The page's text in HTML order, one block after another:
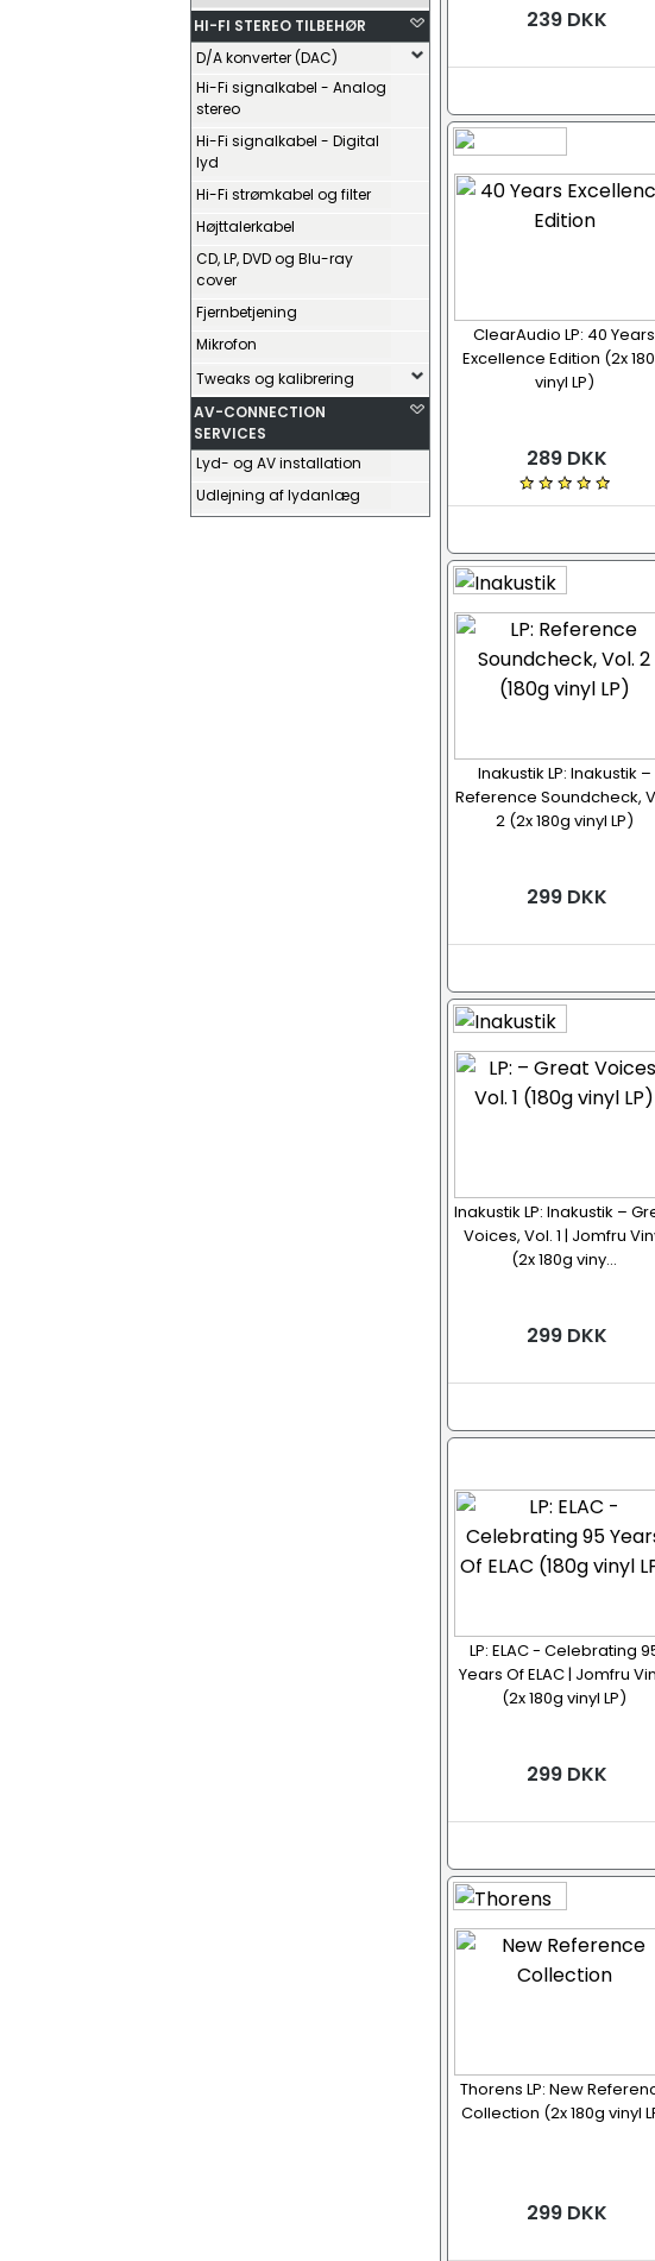
HI-FI STEREO TILBEHØR
D/A konverter (DAC)
Hi-Fi signalkabel - Analog
stereo
Hi-Fi signalkabel - Digital
lyd
Hi-Fi strømkabel og filter
Højttalerkabel
CD, LP, DVD og Blu-ray
cover
Fjernbetjening
Mikrofon
Tweaks og kalibrering
AV-CONNECTION
SERVICES
Lyd- og AV installation
Udlejning af lydanlæg
239 DKK
ClearAudio LP: 40 Years
Excellence Edition (2x
vinyl LP)
289 DKK
Inakustik LP: Inakustik –
Reference Soundcheck,
2 (2x 180g vinyl LP)
299 DKK
Inakustik LP: Inakustik –
Voices, Vol. 1 | Jomfru
(2x 180g viny...
299 DKK
LP: ELAC - Celebrating
Years Of ELAC | Jomfru
(2x 180g vinyl LP)
299 DKK
Thorens LP: New
Collection (2x 180g vinyl
299 DKK